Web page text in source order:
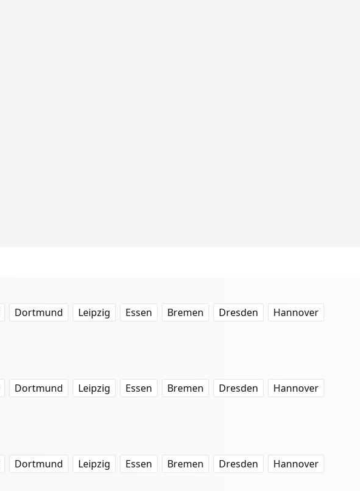
Dortmund Leipzig Essen Bremen Dresden
Hannover
Dortmund Leipzig Essen Bremen Dresden
Hannover
Dortmund Leipzig Essen Bremen Dresden
Hannover